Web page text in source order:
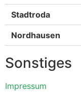
Stadtroda
Nordhausen
Sonstiges
Impressum